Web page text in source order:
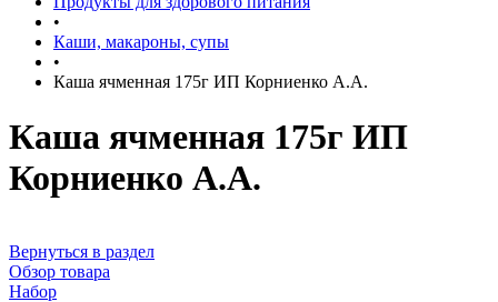
•
Каши, макароны, супы
•
Каша ячменная 175г ИП Корниенко А.А.
Каша ячменная 175г ИП
Корниенко А.А.
Вернуться в раздел
Обзор товара
Набор